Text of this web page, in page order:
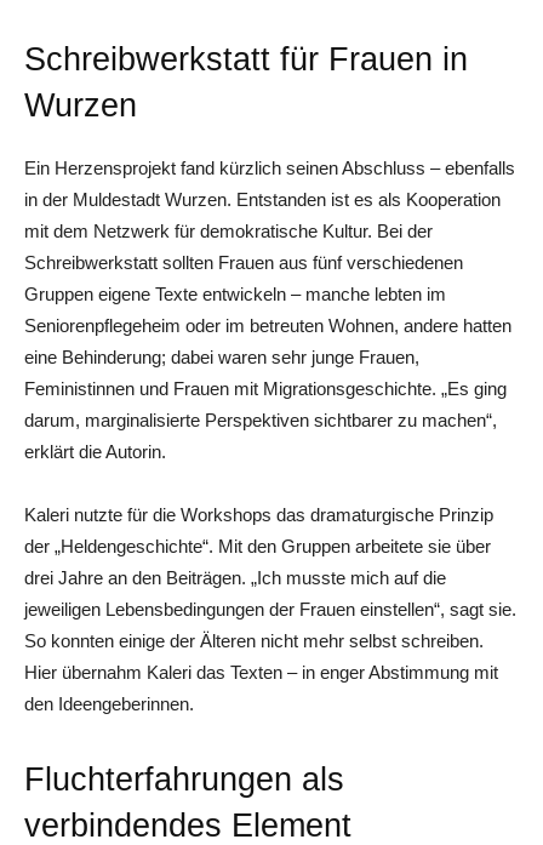
Schreibwerkstatt für Frauen in
Wurzen
Ein Herzensprojekt fand kürzlich seinen Abschluss – ebenfalls
in der Muldestadt Wurzen. Entstanden ist es als Kooperation
mit dem Netzwerk für demokratische Kultur. Bei der
Schreibwerkstatt sollten Frauen aus fünf verschiedenen
Gruppen eigene Texte entwickeln – ­manche lebten im
Seniorenpflegeheim oder im betreuten Wohnen, andere hatten
eine Behinderung; dabei waren sehr junge Frauen,
Feministinnen und Frauen mit Migrationsgeschichte. „Es ging
darum, marginalisierte Perspektiven sichtbarer zu ­machen“,
erklärt die Autorin.
Kaleri nutzte für die Workshops das dramaturgische Prinzip
der „Heldengeschichte“. Mit den Gruppen arbeitete sie über
drei Jahre an den Beiträgen. „Ich musste mich auf die
jeweiligen Lebensbedingungen der Frauen einstellen“, sagt sie.
So konnten einige der Älteren nicht mehr selbst schreiben.
Hier übernahm Kaleri das Texten – in enger Abstimmung mit
den Ideengeberinnen.
Fluchterfahrungen als
verbindendes Element